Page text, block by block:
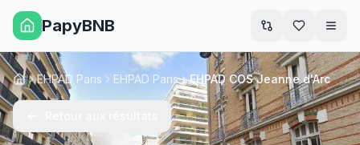
PapyBNB
AccueilEHPAD Paris EHPAD Paris EHPAD COS Jeanne d'Arc